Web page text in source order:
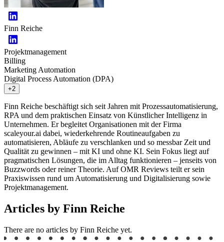
Finn Reiche
Projektmanagement
Billing
Marketing Automation
Digital Process Automation (DPA)
+2
Finn Reiche beschäftigt sich seit Jahren mit Prozessautomatisierung,
RPA und dem praktischen Einsatz von Künstlicher Intelligenz in
Unternehmen. Er begleitet Organisationen mit der Firma
scaleyour.ai dabei, wiederkehrende Routineaufgaben zu
automatisieren, Abläufe zu verschlanken und so messbar Zeit und
Qualität zu gewinnen – mit KI und ohne KI. Sein Fokus liegt auf
pragmatischen Lösungen, die im Alltag funktionieren – jenseits von
Buzzwords oder reiner Theorie. Auf OMR Reviews teilt er sein
Praxiswissen rund um Automatisierung und Digitalisierung sowie
Projektmanagement.
Articles by Finn Reiche
There are no articles by Finn Reiche yet.